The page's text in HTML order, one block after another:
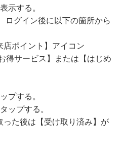
示する。
グイン後に以下の箇所から
ポイント】アイコン
サービス】または【はじめ
プする。
ップする。
た後は【受け取り済み】が